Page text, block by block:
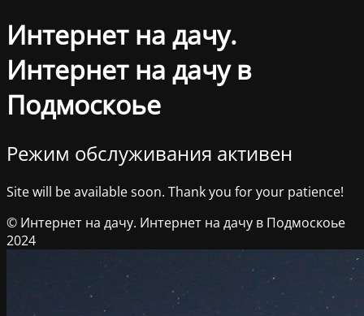
Интернет на дачу.
Интернет на дачу в
Подмоскоье
Режим обслуживания активен
Site will be available soon. Thank you for your patience!
© Интернет на дачу. Интернет на дачу в Подмоскоье
2024